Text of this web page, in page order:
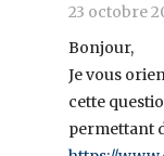
23 octobre
Bonjour,
Je vous
cette
permettant